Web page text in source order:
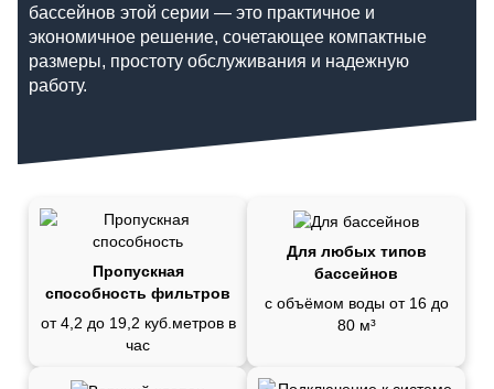
бассейнов этой серии — это практичное и
экономичное решение, сочетающее компактные
размеры, простоту обслуживания и надежную
работу.
Пропускная
способность фильтров
от 4,2 до 19,2 куб.метров в
час
Для любых типов
бассейнов
с объёмом воды от 16 до
80 м³